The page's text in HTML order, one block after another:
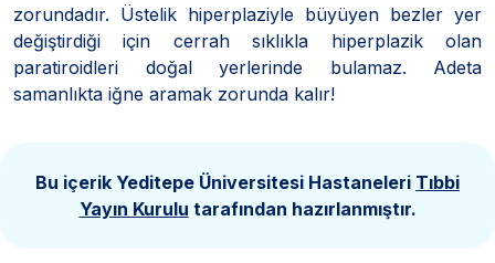
zorundadır. Üstelik hiperplaziyle büyüyen bezler yer
değiştirdiği için cerrah sıklıkla hiperplazik olan
paratiroidleri doğal yerlerinde bulamaz. Adeta
samanlıkta iğne aramak zorunda kalır!
Bu içerik Yeditepe Üniversitesi Hastaneleri Tıbbi
Yayın Kurulu tarafından hazırlanmıştır.